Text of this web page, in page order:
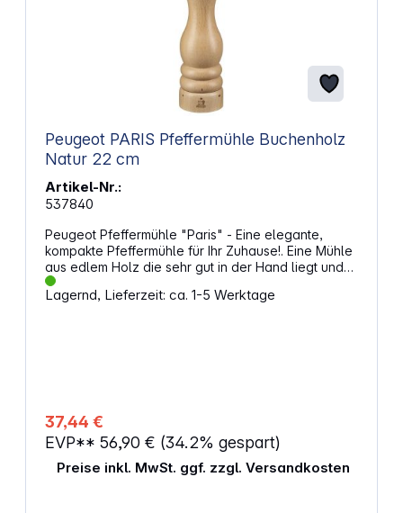
Peugeot PARIS Pfeffermühle Buchenholz
Natur 22 cm
Artikel-Nr.:
537840
Peugeot Pfeffermühle "Paris" - Eine elegante,
kompakte Pfeffermühle für Ihr Zuhause!. Eine Mühle
aus edlem Holz die sehr gut in der Hand liegt und
sehr praktisch ist. Eigenschaften: Aus Buchenholz
Höhe: 22 cm
Lagernd, Lieferzeit: ca. 1-5 Werktage
37,44 €
EVP** 56,90 € (34.2% gespart)
Preise inkl. MwSt. ggf. zzgl. Versandkosten